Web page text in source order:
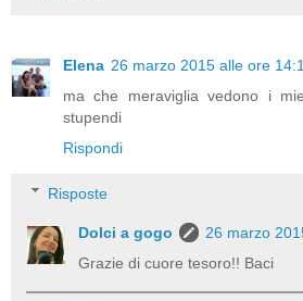
Elena 26 marzo 2015 alle ore
ma che meraviglia vedono i
stupendi
Rispondi
Risposte
Dolci a gogo
26 marzo
Grazie di cuore tesoro!! Baci